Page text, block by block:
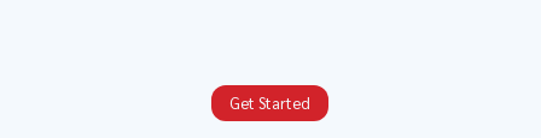
Get Started